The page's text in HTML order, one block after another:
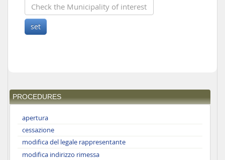
PROCEDURES
apertura
cessazione
modifica del legale rappresentante
modifica indirizzo rimessa